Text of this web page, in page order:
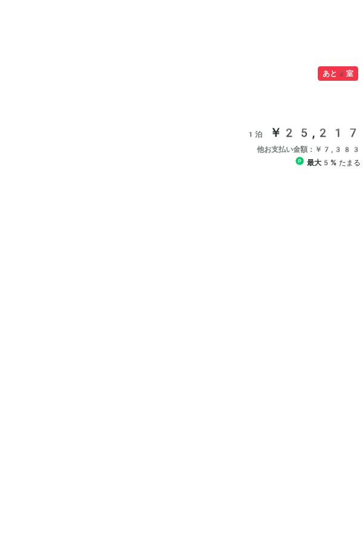
あと2室
1泊 ￥25,217
他お支払い金額：￥7,383
最大5% たまる